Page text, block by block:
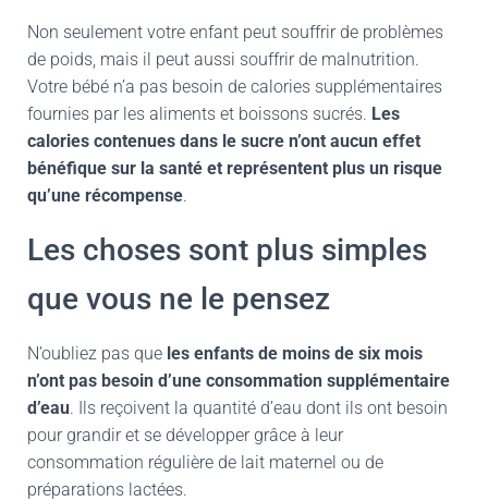
Non seulement votre enfant peut souffrir de problèmes
de poids, mais il peut aussi souffrir de malnutrition.
Votre bébé n’a pas besoin de calories supplémentaires
fournies par les aliments et boissons sucrés. Les
calories contenues dans le sucre n’ont aucun effet
bénéfique sur la santé et représentent plus un risque
qu’une récompense.
Les choses sont plus simples
que vous ne le pensez
N’oubliez pas que les enfants de moins de six mois
n’ont pas besoin d’une consommation supplémentaire
d’eau. Ils reçoivent la quantité d’eau dont ils ont besoin
pour grandir et se développer grâce à leur
consommation régulière de lait maternel ou de
préparations lactées.